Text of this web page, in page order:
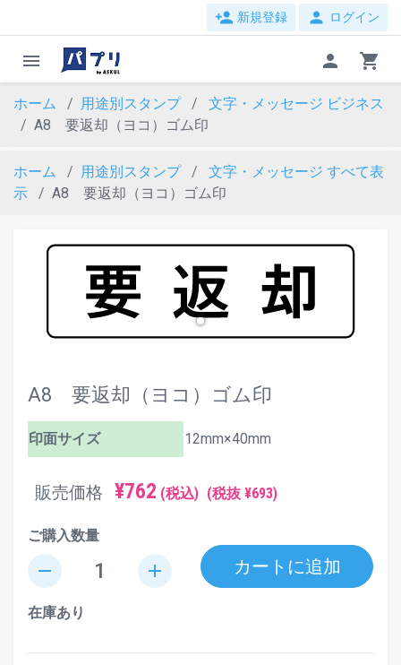
person_add 新規登録 person ログイン
menu person shopping_cart
ホーム 用途別スタンプ 文字・メッセージ ビジネス
A8 要返却（ヨコ）ゴム印
ホーム 用途別スタンプ 文字・メッセージ すべて表
示
A8 要返却（ヨコ）ゴム印
A8 要返却（ヨコ）ゴム印
印面サイズ 12mm×40mm
販売価格 ¥762 (税込) (税抜 ¥693)
ご購入数量
remove add カートに追加
在庫あり